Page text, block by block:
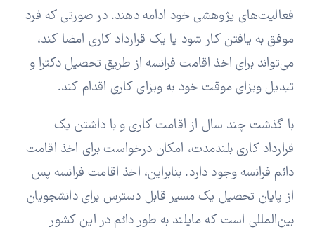
فعالیت‌های پژوهشی خود ادامه دهند. در صورتی که فرد
موفق به یافتن کار شود یا یک قرارداد کاری امضا کند،
می‌تواند برای اخذ اقامت فرانسه از طریق تحصیل دکترا و
تبدیل ویزای موقت خود به ویزای کاری اقدام کند.
با گذشت چند سال از اقامت کاری و با داشتن یک
قرارداد کاری بلندمدت، امکان درخواست برای اخذ اقامت
دائم فرانسه وجود دارد. بنابراین، اخذ اقامت فرانسه پس
از پایان تحصیل یک مسیر قابل دسترس برای دانشجویان
بین‌المللی است که مایلند به طور دائم در این کشور